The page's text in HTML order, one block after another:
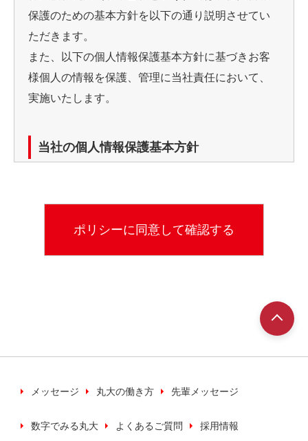
保護のための基本方針を以下の通り説明させてい
ただきます。
また、以下の個人情報保護基本方針に基づきお客
様個人の情報を保護、管理に当社責任において、
実施いたします。
当社の個人情報保護基本方針
※お客様からのお問い合わせなど、当社が対応して
す。
当社では、お客様の個人情報について、正当な
メッセージ 丸大の働き方 先輩メッセージ
数字でみる丸大 よくあるご質問 採用情報